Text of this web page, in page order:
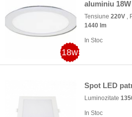
18w
aluminiu 18W
Tensiune 220V ,
1440 lm
In Stoc
Spot LED
Luminozitate
In Stoc